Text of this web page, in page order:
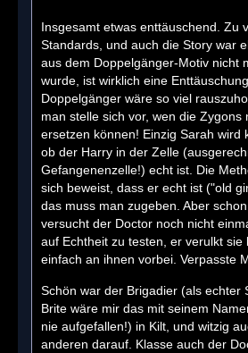
Insgesamt etwas enttäuschend. Zu
Standards, und auch die Story war
aus dem Doppelgänger-Motiv nicht
wurde, ist wirklich eine
Doppelgänger wäre so viel
man stelle sich vor, wen die Zygons
ersetzen können! Einzig Sarah wird
ob der Harry in der Zelle
Gefangenenzelle!) echt ist. Die
sich beweist, dass er echt ist ("old
das muss man zugeben. Aber
versucht der Doctor noch nicht
auf Echtheit zu testen, er verulkt sie
einfach an ihnen vorbei. Verpasste
Schön war der Brigadier (als echter
Brite wäre mir das mit seinem
nie aufgefallen!) in Kilt, und witzig
anderen darauf. Klasse auch der